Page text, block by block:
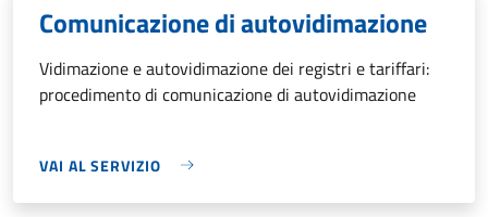
Comunicazione di autovidimazione
Vidimazione e autovidimazione dei registri e tariffari:
procedimento di comunicazione di autovidimazione
VAI AL SERVIZIO